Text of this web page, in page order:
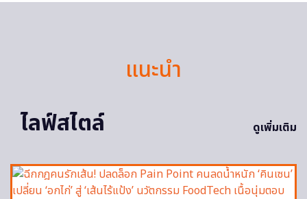
แนะนำ
ไลฟ์สไตล์
ดูเพิ่มเติม